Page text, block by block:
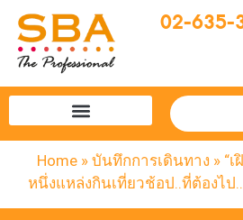
02-635-
Home» บันทึกการเดินทาง » “
หนึ่งแหล่งกินเที่ยวช้อป..ที่ต้องไป